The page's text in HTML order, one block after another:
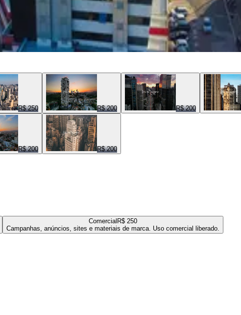
R$ 250 R$ 200 R$ 200
R$ 200 R$ 200
Comercial R$ 250
Campanhas, anúncios, sites e materiais de marca. Uso comercial liberado.